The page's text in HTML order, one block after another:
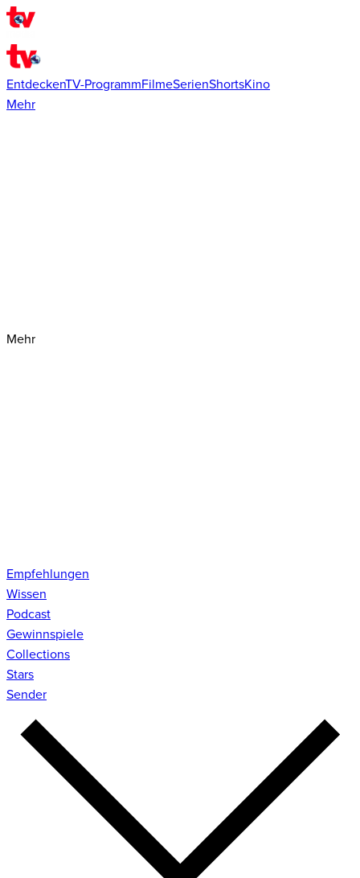
EntdeckenTV-ProgrammFilmeSerienShortsKino
Mehr
Mehr
Empfehlungen
Wissen
Podcast
Gewinnspiele
Collections
Stars
Sender